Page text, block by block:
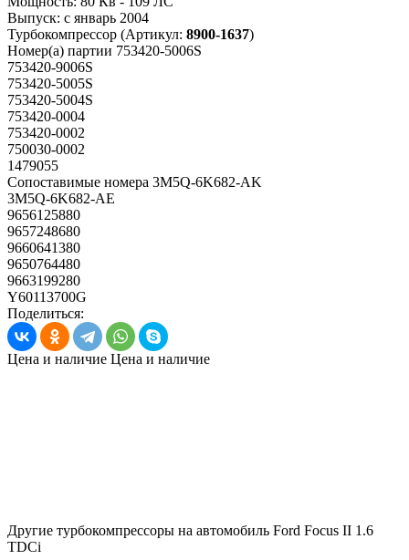
Выпуск: с январь 2004
Турбокомпрессор (Артикул: 8900-1637)
Номер(а) партии 753420-5006S
753420-9006S
753420-5005S
753420-5004S
753420-0004
753420-0002
750030-0002
1479055
Сопоставимые номера 3M5Q-6K682-AK
3M5Q-6K682-AE
9656125880
9657248680
9660641380
9650764480
9663199280
Y60113700G
Поделиться:
Цена и наличие Цена и наличие
Другие турбокомпрессоры на автомобиль Ford Focus II 1.6
TDCi